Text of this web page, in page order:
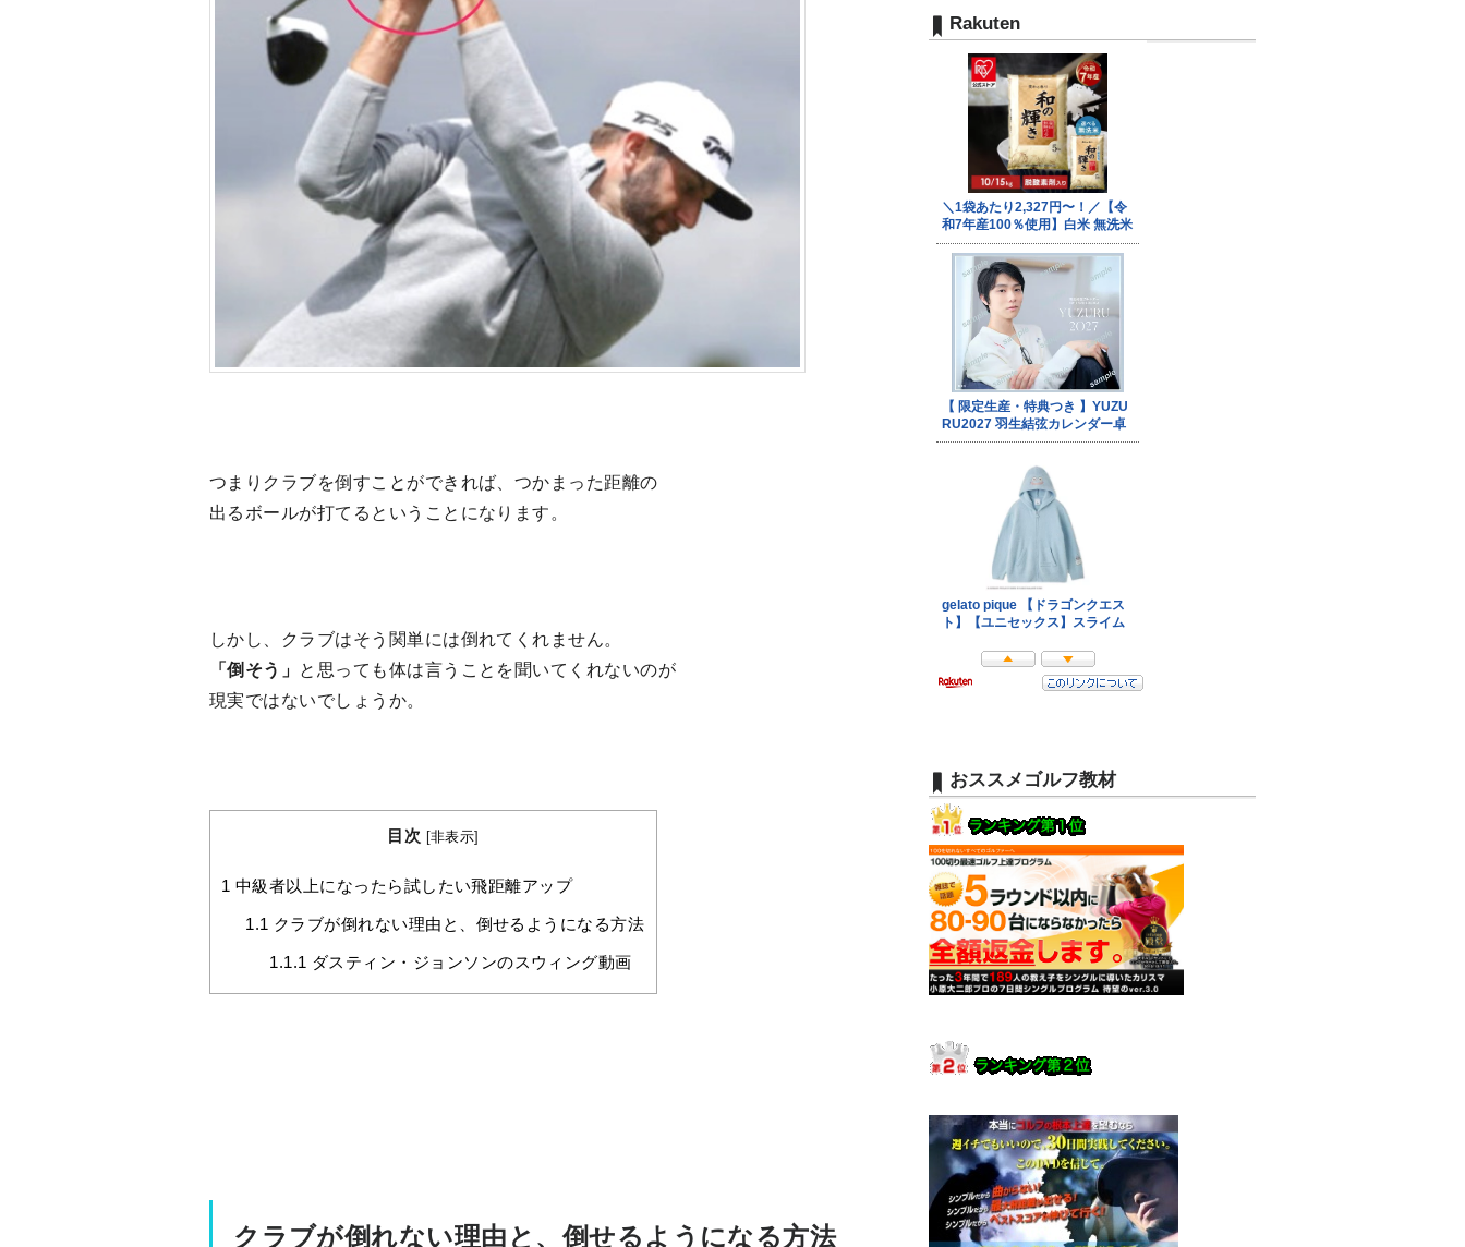
つまりクラブを倒すことができれば、つかまった距離の
出るボールが打てるということになります。
しかし、クラブはそう関単には倒れてくれません。
「倒そう」 と思っても体は言うことを聞いてくれないのが
現実ではないでしょうか。
目次 [非表示]
1 中級者以上になったら試したい飛距離アップ
1.1 クラブが倒れない理由と、倒せるようになる方法
1.1.1 ダスティン・ジョンソンのスウィング動画
クラブが倒れない理由と、倒せるようになる方法
Rakuten
おススメゴルフ教材